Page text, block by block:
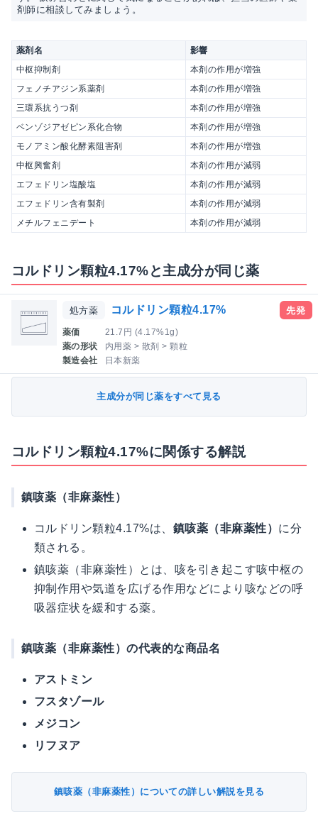
剤師に相談してみましょう。
薬剤名
影響
中枢抑制剤
本剤の作用が増強
フェノチアジン系薬剤
本剤の作用が増強
三環系抗うつ剤
本剤の作用が増強
ベンゾジアゼピン系化合物
本剤の作用が増強
モノアミン酸化酵素阻害剤
本剤の作用が増強
中枢興奮剤
本剤の作用が減弱
エフェドリン塩酸塩
本剤の作用が減弱
エフェドリン含有製剤
本剤の作用が減弱
メチルフェニデート
本剤の作用が減弱
コルドリン顆粒4.17%と主成分が同じ薬
処方薬 コルドリン顆粒4.17%
薬価
21.7円 (4.17%1g)
薬の形状
内用薬 > 散剤 > 顆粒
製造会社
日本新薬
先発
主成分が同じ薬をすべて見る
コルドリン顆粒4.17%に関係する解説
鎮咳薬（非麻薬性）
コルドリン顆粒4.17%は、 鎮咳薬（非麻薬性） に分
類される。
鎮咳薬（非麻薬性）とは、咳を引き起こす咳中枢の
抑制作用や気道を広げる作用などにより咳などの呼
吸器症状を緩和する薬。
鎮咳薬（非麻薬性）の代表的な商品名
アストミン
フスタゾール
メジコン
リフヌア
鎮咳薬（非麻薬性）についての詳しい解説を見る